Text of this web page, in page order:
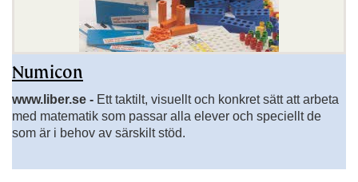
Numicon
www.liber.se - Ett taktilt, visuellt och konkret sätt att arbeta
med matematik som passar alla elever och speciellt de
som är i behov av särskilt stöd.